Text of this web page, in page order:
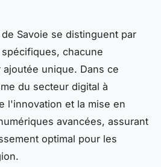
Savoie se distinguent par
chacune
unique. Dans ce
du secteur digital à
l'innovation et la mise en
avancées, assurant
optimal pour les